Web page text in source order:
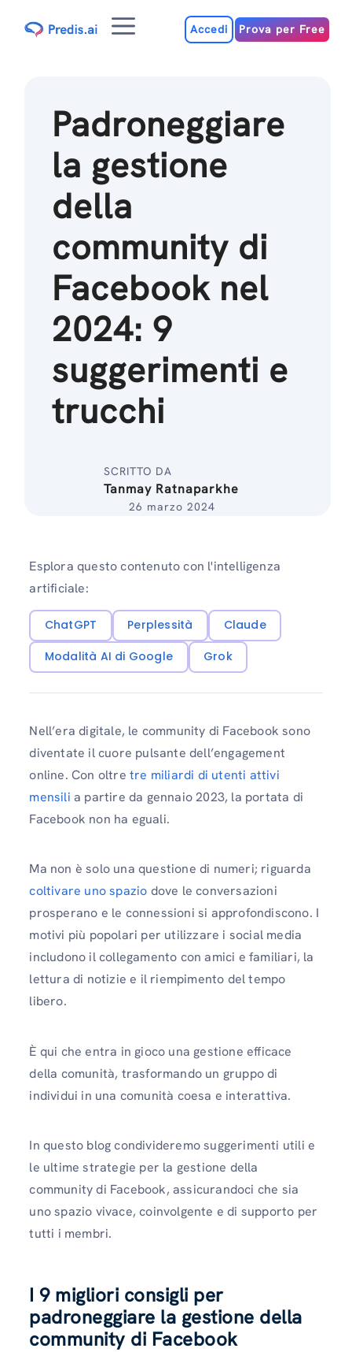
MenuAccedi Prova per Free
Padroneggiare
la gestione
della
community di
Facebook nel
2024: 9
suggerimenti e
trucchi
SCRITTO DA
Tanmay Ratnaparkhe
26 marzo 2024
Esplora questo contenuto con l'intelligenza
artificiale:
ChatGPT Perplessità
Claude
Modalità AI di Google
Grok
Nell’era digitale, le community di Facebook sono
diventate il cuore pulsante dell’engagement
online. Con oltre tre miliardi di utenti attivi
mensili a partire da gennaio 2023, la portata di
Facebook non ha eguali.
Ma non è solo una questione di numeri; riguarda
coltivare uno spazio dove le conversazioni
prosperano e le connessioni si approfondiscono. I
motivi più popolari per utilizzare i social media
includono il collegamento con amici e familiari, la
lettura di notizie e il riempimento del tempo
libero.
È qui che entra in gioco una gestione efficace
della comunità, trasformando un gruppo di
individui in una comunità coesa e interattiva.
In questo blog condivideremo suggerimenti utili e
le ultime strategie per la gestione della
community di Facebook, assicurandoci che sia
uno spazio vivace, coinvolgente e di supporto per
tutti i membri.
I 9 migliori consigli per
padroneggiare la gestione della
community di Facebook